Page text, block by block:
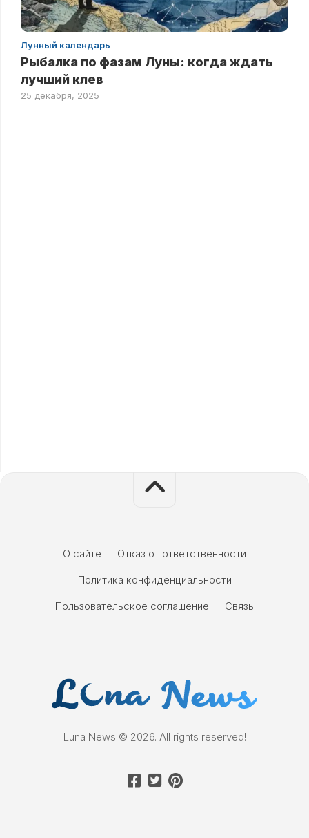
Лунный календарь
Рыбалка по фазам Луны: когда ждать
лучший клев
25 декабря, 2025
О сайте
Отказ от ответственности
Политика конфиденциальности
Пользовательское соглашение
Связь
Luna News © 2026. All rights reserved!